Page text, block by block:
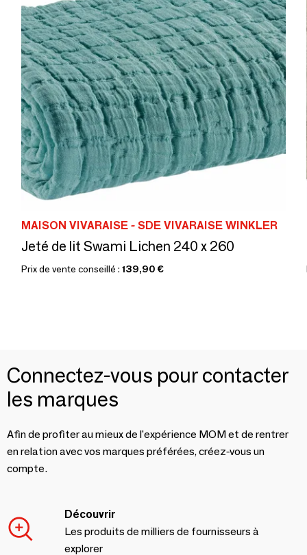
MAISON VIVARAISE - SDE VIVARAISE WINKLER
Jeté de lit Swami Lichen 240 x 260
Prix de vente conseillé : 139,90 €
Connectez-vous pour contacter
les marques
Afin de profiter au mieux de l'expérience MOM et de rentrer
en relation avec vos marques préférées, créez-vous un
compte.
Découvrir
Les produits de milliers de fournisseurs à
explorer